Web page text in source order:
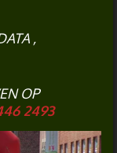
,
OP
2493